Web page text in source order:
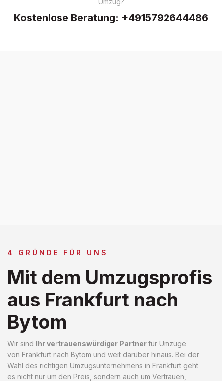
Umzug?
Kostenlose Beratung: +4915792644486
4 GRÜNDE FÜR UNS
Mit dem Umzugsprofis
aus Frankfurt nach
Bytom
Wir sind Ihr vertrauenswürdiger Partnerfür Umzüge
von Frankfurt nach Bytom und weit darüber hinaus. Bei der
Wahl des richtigen Umzugsunternehmens in Frankfurt geht
es nicht nur um den Preis, sondern auch um Vertrauen,